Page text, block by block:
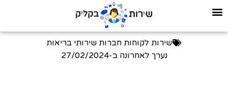
שירות לקוחות חברות שירותי בריאות
נערך לאחרונה ב-27/02/2024